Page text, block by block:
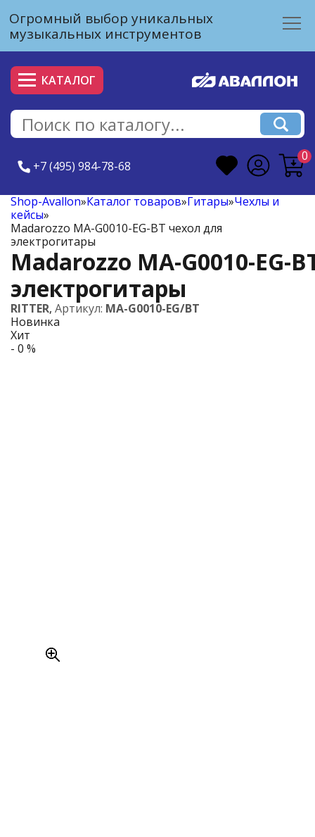
Огромный выбор уникальных
музыкальных инструментов
КАТАЛОГ
+7 (495) 984-78-68
0
Shop-Avallon»Каталог товаров»Гитары»Чехлы и
кейсы»
Madarozzo MA-G0010-EG-BT чехол для
электрогитары
Madarozzo MA-G0010-EG-
электрогитары
RITTER, Артикул: MA-G0010-EG/BT
Новинка
Хит
- 0 %